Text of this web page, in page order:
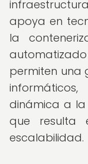
apoya en
la
automatizado
permiten una
dinámica a
que resulta
escalabilidad.